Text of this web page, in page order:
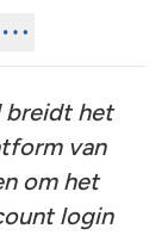
breidt het
van
om het
login